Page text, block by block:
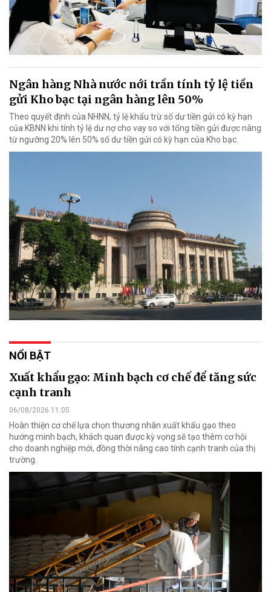
Ngân hàng Nhà nước nới trần tính tỷ lệ tiền
gửi Kho bạc tại ngân hàng lên 50%
Theo quyết định của NHNN, tỷ lệ khấu trừ số dư tiền gửi có kỳ hạn
của KBNN khi tính tỷ lệ dư nợ cho vay so với tổng tiền gửi được nâng
từ ngưỡng 20% lên 50% số dư tiền gửi có kỳ hạn của Kho bạc.
NỔI BẬT
Xuất khẩu gạo: Minh bạch cơ chế để tăng sức
cạnh tranh
06/08/2026 11:05
Hoàn thiện cơ chế lựa chọn thương nhân xuất khẩu gạo theo
hướng minh bạch, khách quan được kỳ vọng sẽ tạo thêm cơ hội
cho doanh nghiệp mới, đồng thời nâng cao tính cạnh tranh của thị
trường.